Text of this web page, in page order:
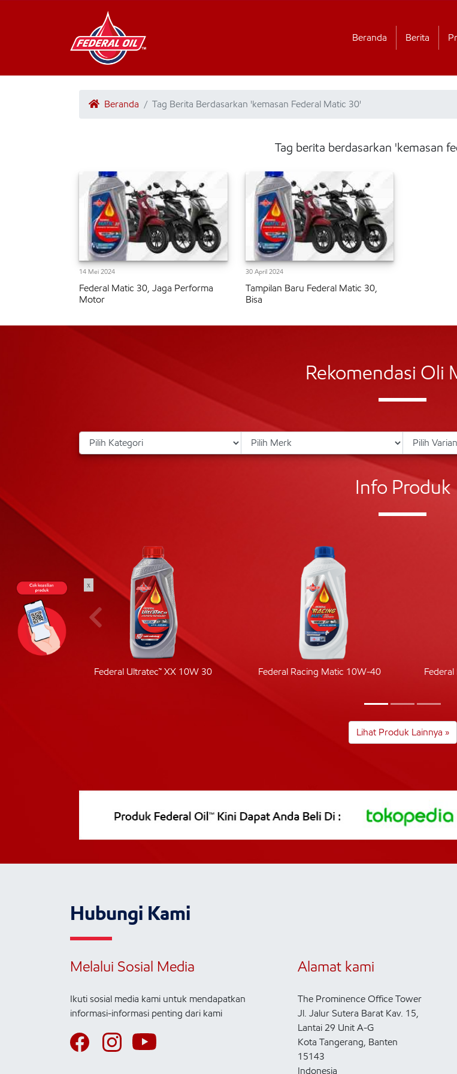
Beranda Berita
Beranda Tag Berita Berdasarkan 'kemasan Federal Matic 30'
Tag berita berdasarkan 'kemasan
14 Mei 2024
Federal Matic 30, Jaga Performa
Motor
30 April 2024
Tampilan Baru Federal Matic 30,
Bisa
Rekomendasi Oli
Info Produk
Federal Ultratec™ XX 10W 30 Federal Racing Matic 10W-40
Lihat Produk Lainnya »
Hubungi Kami
Melalui Sosial Media
Ikuti sosial media kami untuk mendapatkan
informasi-informasi penting dari kami
Alamat kami
The Prominence Office Tower
Jl. Jalur Sutera Barat Kav. 15,
Lantai 29 Unit A-G
Kota Tangerang, Banten
15143
Indonesia
x